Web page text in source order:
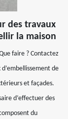
des travaux
la maison
faire ? Contactez
de
et façades.
d’effectuer des
du